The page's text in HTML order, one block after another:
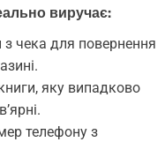
виручає:
з чека для повернення
яку випадково
телефону з